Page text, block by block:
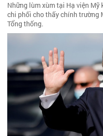
Những lùm xùm tại Hạ viện Mỹ
chi phối cho thấy chính trường
Tổng thống.